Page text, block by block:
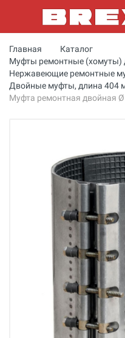
Главная
Каталог
Муфты ремонтные (хомуты)
Нержавеющие ремонтные
Двойные муфты, длина 404
Муфта ремонтная двойная